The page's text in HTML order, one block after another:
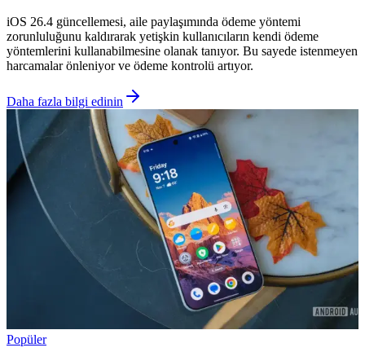
iOS 26.4 güncellemesi, aile paylaşımında ödeme yöntemi
zorunluluğunu kaldırarak yetişkin kullanıcıların kendi ödeme
yöntemlerini kullanabilmesine olanak tanıyor. Bu sayede istenmeyen
harcamalar önleniyor ve ödeme kontrolü artıyor.
Daha fazla bilgi edinin
Popüler